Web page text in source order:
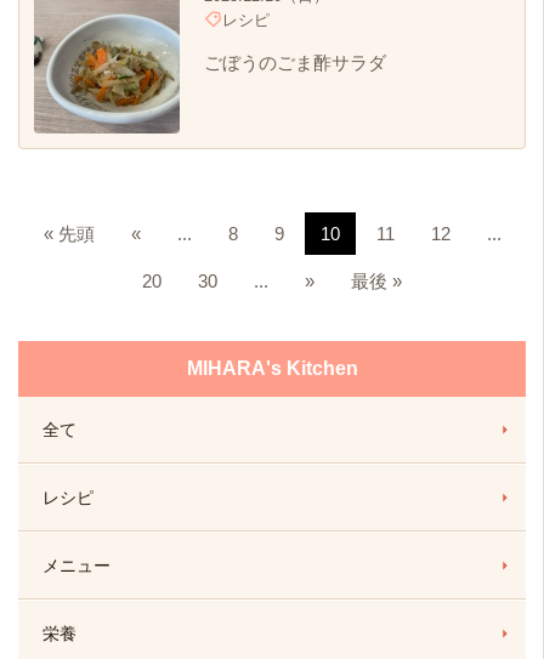
レシピ
ごぼうのごま酢サラダ
« 先頭 « ... 8 9 10 11 12 ...
20 30 ... » 最後 »
MIHARA's Kitchen
全て
レシピ
メニュー
栄養